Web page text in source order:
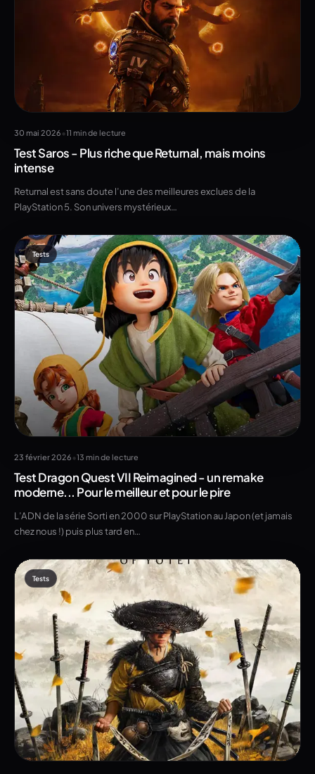
30 mai 2026 •11 min de lecture
Test Saros - Plus riche que Returnal, mais moins
intense
Returnal est sans doute l’une des meilleures exclues de la
PlayStation 5. Son univers mystérieux…
Tests
23 février 2026 •13 min de lecture
Test Dragon Quest VII Reimagined - un remake
moderne... Pour le meilleur et pour le pire
L’ADN de la série Sorti en 2000 sur PlayStation au Japon (et jamais
chez nous !) puis plus tard en…
Tests